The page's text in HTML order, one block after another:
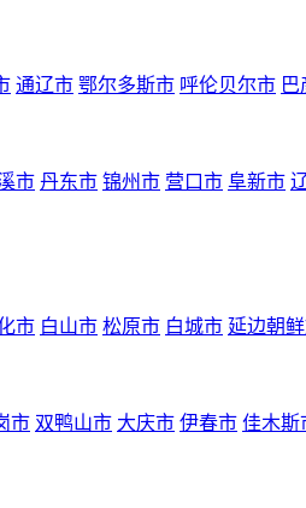
通辽市 鄂尔多斯市 呼伦贝尔市
市 丹东市 锦州市 营口市 阜新市
市 白山市 松原市 白城市 延边朝
市 双鸭山市 大庆市 伊春市 佳木斯